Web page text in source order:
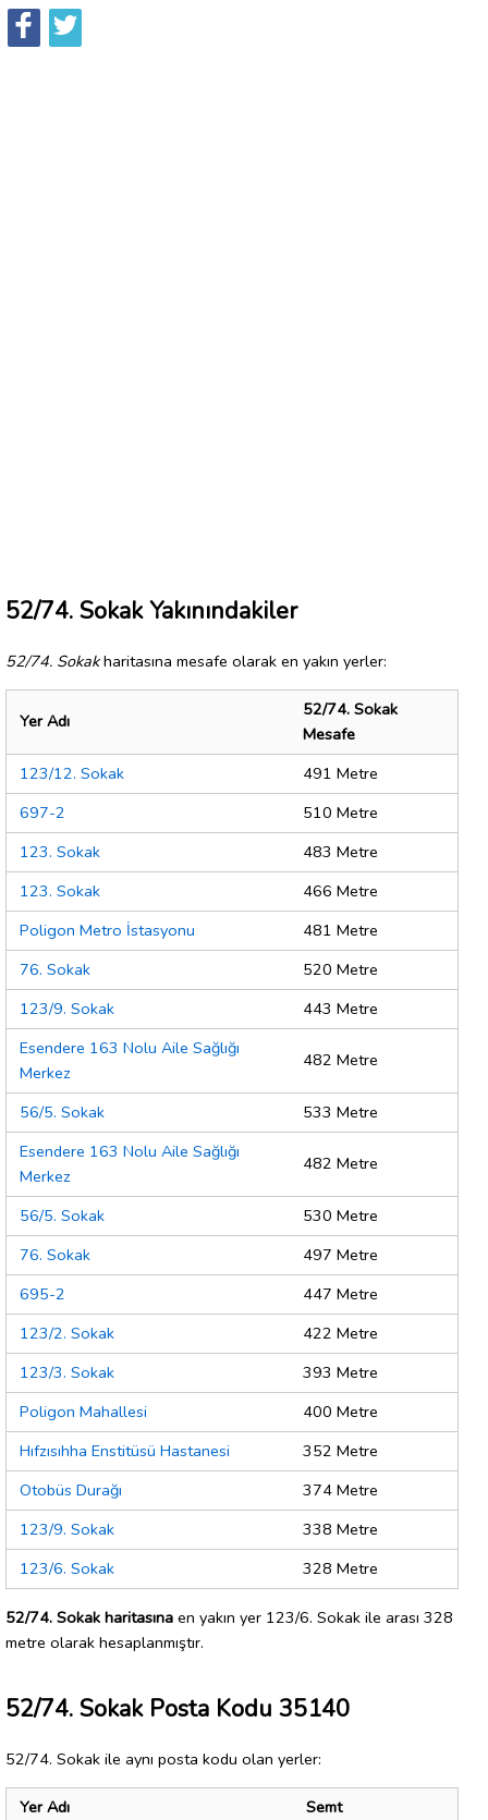
52/74. Sokak Yakınındakiler
52/74. Sokakharitasına mesafe olarak en yakın yerler:
Yer Adı
52/74. Sokak
Mesafe
123/12. Sokak
491 Metre
697-2
510 Metre
123. Sokak
483 Metre
123. Sokak
466 Metre
Poligon Metro İstasyonu
481 Metre
76. Sokak
520 Metre
123/9. Sokak
443 Metre
Esendere 163 Nolu Aile Sağlığı
Merkez
482 Metre
56/5. Sokak
533 Metre
Esendere 163 Nolu Aile Sağlığı
Merkez
482 Metre
56/5. Sokak
530 Metre
76. Sokak
497 Metre
695-2
447 Metre
123/2. Sokak
422 Metre
123/3. Sokak
393 Metre
Poligon Mahallesi
400 Metre
Hıfzısıhha Enstitüsü Hastanesi
352 Metre
Otobüs Durağı
374 Metre
123/9. Sokak
338 Metre
123/6. Sokak
328 Metre
52/74. Sokak haritasına en yakın yer 123/6. Sokak ile arası 328
metre olarak hesaplanmıştır.
52/74. Sokak Posta Kodu 35140
52/74. Sokak ile aynı posta kodu olan yerler:
Yer Adı
Semt